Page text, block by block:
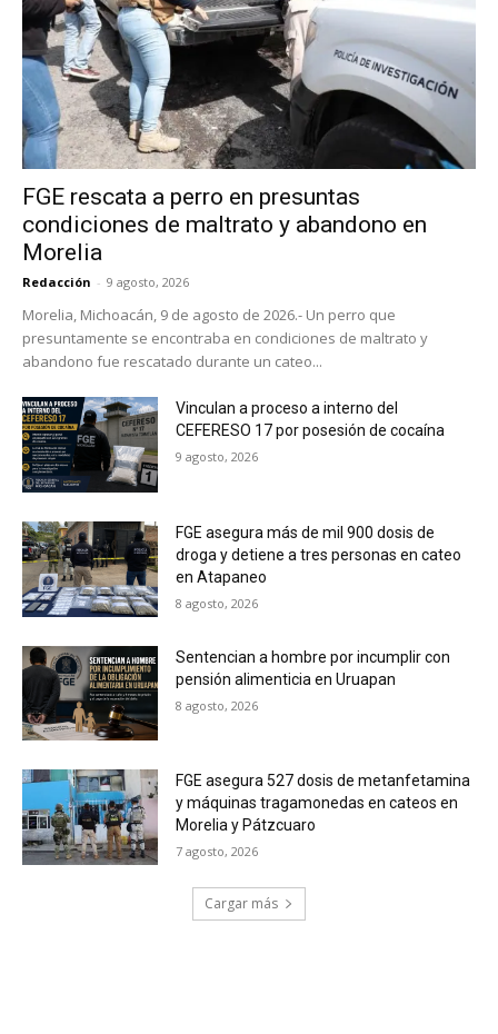
FGE rescata a perro en presuntas
condiciones de maltrato y abandono en
Morelia
Redacción - 9 agosto, 2026
Morelia, Michoacán, 9 de agosto de 2026.- Un perro que
presuntamente se encontraba en condiciones de maltrato y
abandono fue rescatado durante un cateo...
Vinculan a proceso a interno del
CEFERESO 17 por posesión de cocaína
9 agosto, 2026
FGE asegura más de mil 900 dosis de
droga y detiene a tres personas en cateo
en Atapaneo
8 agosto, 2026
Sentencian a hombre por incumplir con
pensión alimenticia en Uruapan
8 agosto, 2026
FGE asegura 527 dosis de metanfetamina
y máquinas tragamonedas en cateos en
Morelia y Pátzcuaro
7 agosto, 2026
Cargar más